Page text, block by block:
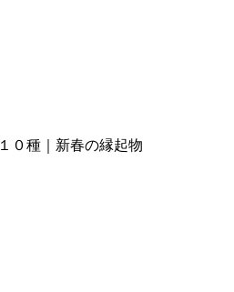
０種｜新春の縁起物